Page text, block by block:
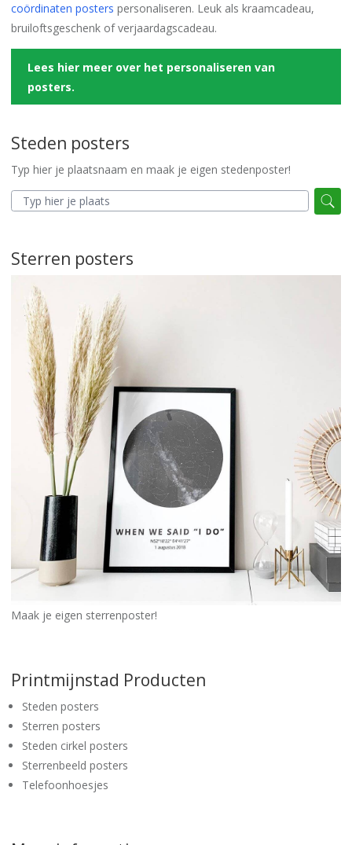
coördinaten posters personaliseren. Leuk als kraamcadeau,
bruiloftsgeschenk of verjaardagscadeau.
Lees hier meer over het personaliseren van
posters.
Steden posters
Typ hier je plaatsnaam en maak je eigen stedenposter!
Sterren posters
Maak je eigen sterrenposter!
Printmijnstad Producten
Steden posters
Sterren posters
Steden cirkel posters
Sterrenbeeld posters
Telefoonhoesjes